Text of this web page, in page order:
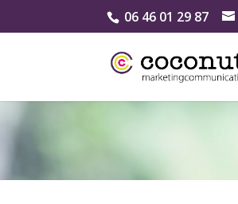
06 46 01 29 87